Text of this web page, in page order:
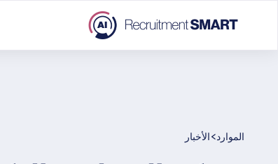
الموارد>الأخبار